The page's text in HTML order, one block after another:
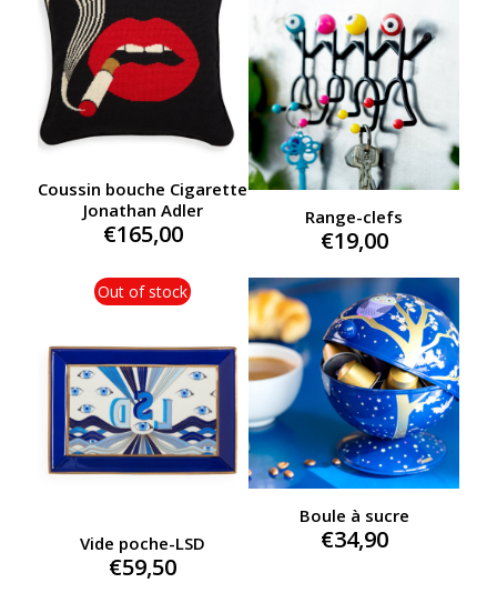
Coussin bouche Cigarette
Jonathan Adler
€165,00
Range-clefs
€19,00
Out of stock
Vide poche-LSD
€59,50
Boule à sucre
€34,90